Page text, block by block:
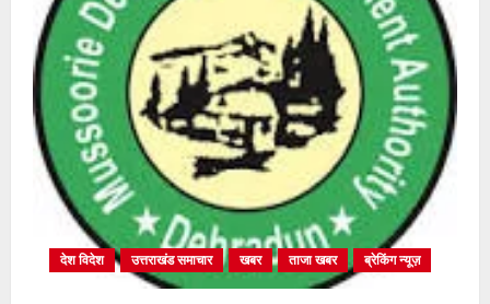
देश विदेश उत्तराखंड समाचार खबर ताजा खबर ब्रेकिंग न्यूज़